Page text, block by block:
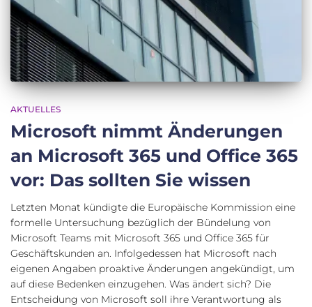
AKTUELLES
Microsoft nimmt Änderungen
an Microsoft 365 und Office 365
vor: Das sollten Sie wissen
Letzten Monat kündigte die Europäische Kommission eine
formelle Untersuchung bezüglich der Bündelung von
Microsoft Teams mit Microsoft 365 und Office 365 für
Geschäftskunden an. Infolgedessen hat Microsoft nach
eigenen Angaben proaktive Änderungen angekündigt, um
auf diese Bedenken einzugehen. Was ändert sich? Die
Entscheidung von Microsoft soll ihre Verantwortung als